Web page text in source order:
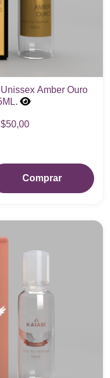
Amber Ouro
Comprar